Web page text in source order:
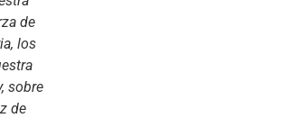
de
los
sobre
de